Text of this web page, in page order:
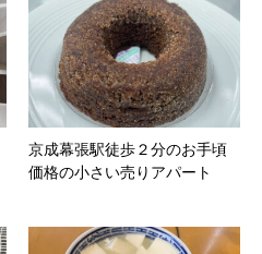
京成幕張駅徒歩２分のお手頃
価格の小さい売りアパート